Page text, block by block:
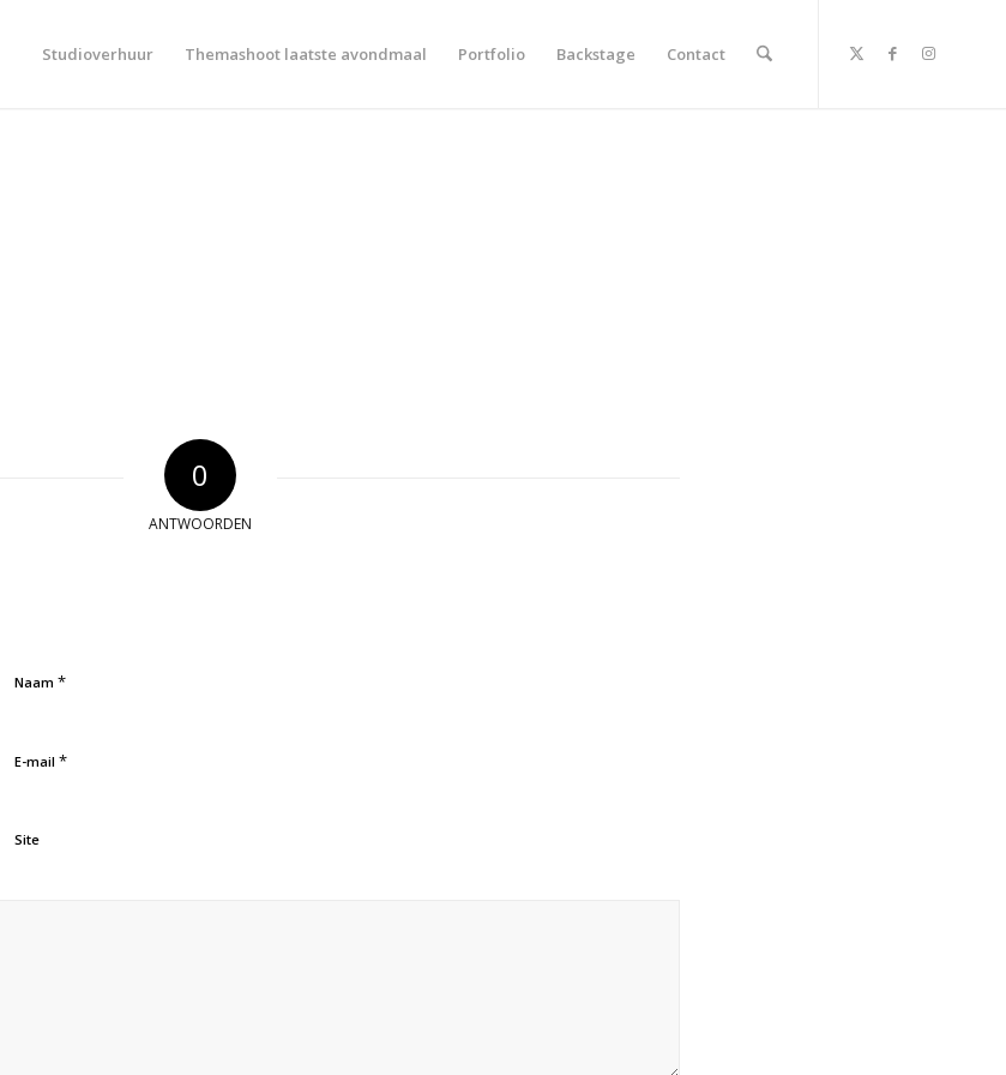
Studioverhuur Themashoot laatste avondmaal Portfolio Backstage Contact
0
ANTWOORDEN
Naam *
E-mail *
Site